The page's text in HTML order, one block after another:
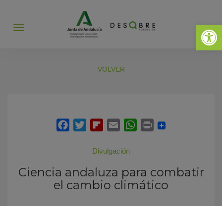
Abrir
Abrir
VOLVER
Divulgación
Ciencia andaluza para combatir
el cambio climático